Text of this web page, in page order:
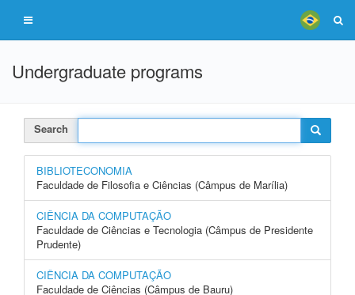
Undergraduate programs
Search
BIBLIOTECONOMIA
Faculdade de Filosofia e Ciências (Câmpus de Marília)
CIÊNCIA DA COMPUTAÇÃO
Faculdade de Ciências e Tecnologia (Câmpus de Presidente
Prudente)
CIÊNCIA DA COMPUTAÇÃO
Faculdade de Ciências (Câmpus de Bauru)